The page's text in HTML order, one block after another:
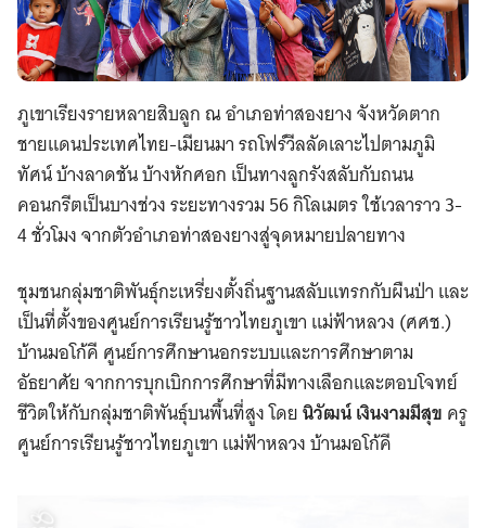
ภูเขาเรียงรายหลายสิบลูก ณ อำเภอท่าสองยาง จังหวัดตาก
ชายแดนประเทศไทย-เมียนมา รถโฟร์วีลลัดเลาะไปตามภูมิ
ทัศน์ บ้างลาดชัน บ้างหักศอก เป็นทางลูกรังสลับกับถนน
คอนกรีตเป็นบางช่วง ระยะทางรวม 56 กิโลเมตร ใช้เวลาราว 3-
4 ชั่วโมง จากตัวอำเภอท่าสองยางสู่จุดหมายปลายทาง
ชุมชนกลุ่มชาติพันธุ์กะเหรี่ยงตั้งถิ่นฐานสลับแทรกกับผืนป่า และ
เป็นที่ตั้งของศูนย์การเรียนรู้ชาวไทยภูเขา แม่ฟ้าหลวง (ศศช.)
บ้านมอโก้คี ศูนย์การศึกษานอกระบบและการศึกษาตาม
อัธยาศัย จากการบุกเบิกการศึกษาที่มีทางเลือกและตอบโจทย์
ชีวิตให้กับกลุ่มชาติพันธุ์บนพื้นที่สูง โดยนิวัฒน์ เงินงามมีสุข ครู
ศูนย์การเรียนรู้ชาวไทยภูเขา แม่ฟ้าหลวง บ้านมอโก้คี